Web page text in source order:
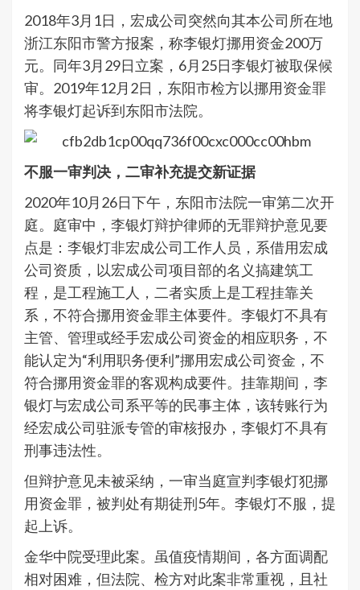
2018年3月1日，宏成公司突然向其本公司所在地
浙江东阳市警方报案，称李银灯挪用资金200万
元。同年3月29日立案，6月25日李银灯被取保候
审。2019年12月2日，东阳市检方以挪用资金罪
将李银灯起诉到东阳市法院。
不服一审判决，二审补充提交新证据
2020年10月26日下午，东阳市法院一审第二次开
庭。庭审中，李银灯辩护律师的无罪辩护意见要
点是：李银灯非宏成公司工作人员，系借用宏成
公司资质，以宏成公司项目部的名义搞建筑工
程，是工程施工人，二者实质上是工程挂靠关
系，不符合挪用资金罪主体要件。李银灯不具有
主管、管理或经手宏成公司资金的相应职务，不
能认定为“利用职务便利”挪用宏成公司资金，不
符合挪用资金罪的客观构成要件。挂靠期间，李
银灯与宏成公司系平等的民事主体，该转账行为
经宏成公司驻派专管的审核报办，李银灯不具有
刑事违法性。
但辩护意见未被采纳，一审当庭宣判李银灯犯挪
用资金罪，被判处有期徒刑5年。李银灯不服，提
起上诉。
金华中院受理此案。虽值疫情期间，各方面调配
相对困难，但法院、检方对此案非常重视，且社